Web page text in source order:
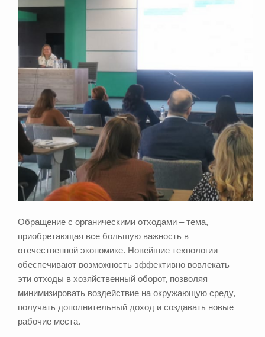
Обращение с органическими отходами – тема,
приобретающая все большую важность в
отечественной экономике. Новейшие технологии
обеспечивают возможность эффективно вовлекать
эти отходы в хозяйственный оборот, позволяя
минимизировать воздействие на окружающую среду,
получать дополнительный доход и создавать новые
рабочие места.